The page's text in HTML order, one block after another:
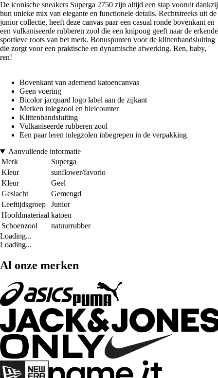
De iconische sneakers Superga 2750 zijn altijd een stap vooruit dankzij
hun unieke mix van elegante en functionele details. Rechtstreeks uit de
junior collectie, heeft deze canvas paar een casual ronde bovenkant en
een vulkaniseerde rubberen zool die een knipoog geeft naar de erkende
sportieve roots van het merk. Bonuspunten voor de klittenbandsluiting
die zorgt voor een praktische en dynamische afwerking. Ren, baby,
ren!
Bovenkant van ademend katoencanvas
Geen voering
Bicolor jacquard logo label aan de zijkant
Merken inlegzool en hielcounter
Klittenbandsluiting
Vulkaniseerde rubberen zool
Een paar leren inlegzolen inbegrepen in de verpakking
Aanvullende informatie
Merk
Superga
Kleur
sunflower/favorio
Kleur
Geel
Geslacht
Gemengd
Leeftijdsgroep
Junior
Hoofdmateriaal katoen
Schoenzool
natuurrubber
Loading...
Loading...
Al onze merken